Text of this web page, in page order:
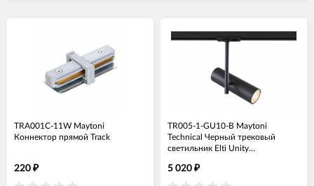
TRA001C-11W Maytoni
Коннектор прямой Track
220 ₽
TR005-1-GU10-B Maytoni
Technical Черный трековый
светильник Elti Unity
5 020 ₽